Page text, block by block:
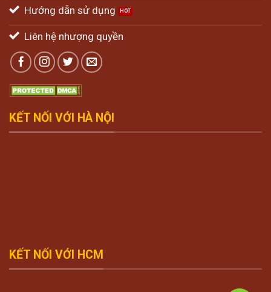
Hướng dẫn sử dụng
Liên hệ nhượng quyền
KẾT NỐI VỚI HÀ NỘI
KẾT NỐI VỚI HCM